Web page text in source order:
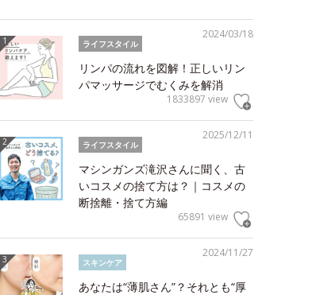
2024/03/18
ライフスタイル
リンパの流れを図解！正しいリン
パマッサージでむくみを解消
1833897 view
2025/12/11
ライフスタイル
マシンガンズ滝沢さんに聞く、古
いコスメの捨て方は？｜コスメの
断捨離・捨て方編
65891 view
2024/11/27
スキンケア
あなたは“薄肌さん”？それとも“厚